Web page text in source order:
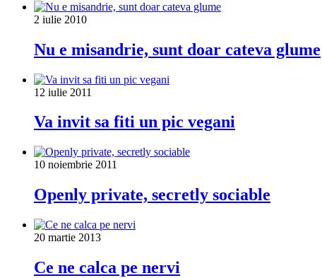
2 iulie 2010
Nu e misandrie, sunt doar cateva glume
12 iulie 2011
Va invit sa fiti un pic vegani
10 noiembrie 2011
Openly private, secretly sociable
20 martie 2013
Ce ne calca pe nervi